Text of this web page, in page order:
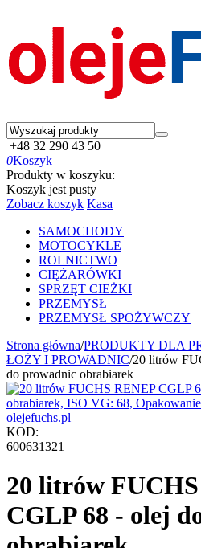
+48 32 290 43 50
0Koszyk
Produkty w koszyku:
Koszyk jest pusty
Zobacz koszyk Kasa
SAMOCHODY
MOTOCYKLE
ROLNICTWO
CIĘŻARÓWKI
SPRZĘT CIEŻKI
PRZEMYSŁ
PRZEMYSŁ SPOŻYWCZY
Strona główna/PRODUKTY DLA
ŁOŻY I PROWADNIC/20 litrów
do prowadnic obrabiarek
KOD:
600631321
20 litrów
CGLP 68 - olej